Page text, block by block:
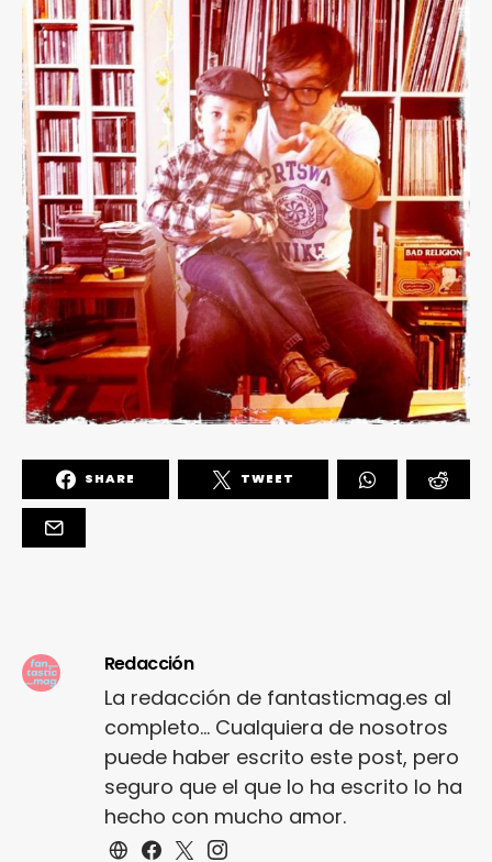
SHARE TWEET
Redacción
La redacción de fantasticmag.es al
completo... Cualquiera de nosotros
puede haber escrito este post, pero
seguro que el que lo ha escrito lo ha
hecho con mucho amor.